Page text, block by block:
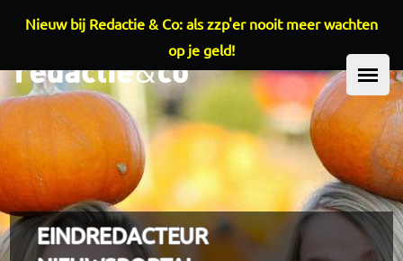
Overslaan en naar de inhoud gaan
HOOFDMENU
EINDREDACTEUR
Nieuw bij Redactie & Co: als zzp'er nooit meer wachten
op je geld!